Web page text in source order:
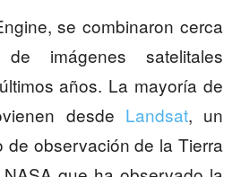
se combinaron cerca
imágenes satelitales
años. La mayoría de
desde Landsat, un
de observación de la Tierra